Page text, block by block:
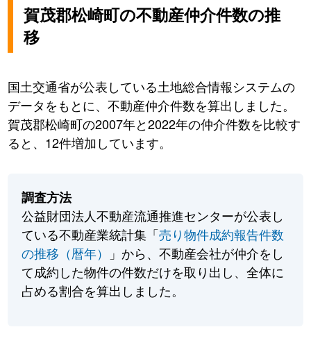
賀茂郡松崎町の不動産仲介件数の推
移
国土交通省が公表している土地総合情報システムの
データをもとに、不動産仲介件数を算出しました。
賀茂郡松崎町の2007年と2022年の仲介件数を比較す
ると、12件増加しています。
調査方法
公益財団法人不動産流通推進センターが公表し
ている不動産業統計集「売り物件成約報告件数
の推移（暦年）
」から、不動産会社が仲介をし
て成約した物件の件数だけを取り出し、全体に
占める割合を算出しました。